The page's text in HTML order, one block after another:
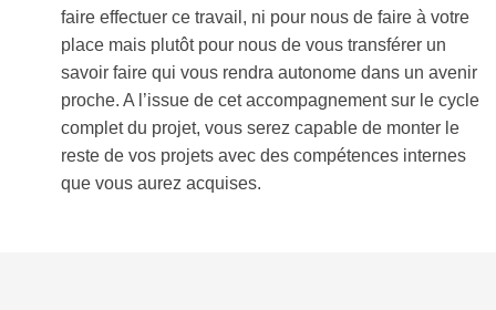
faire effectuer ce travail, ni pour nous de faire à votre
place mais plutôt pour nous de vous transférer un
savoir faire qui vous rendra autonome dans un avenir
proche. A l’issue de cet accompagnement sur le cycle
complet du projet, vous serez capable de monter le
reste de vos projets avec des compétences internes
que vous aurez acquises.